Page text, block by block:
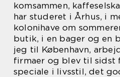
komsammen,
har studeret i Århus, i
kolonihave om
butik, i en bager og en
jeg til København,
firmaer og blev til sidst
speciale i livsstil, det